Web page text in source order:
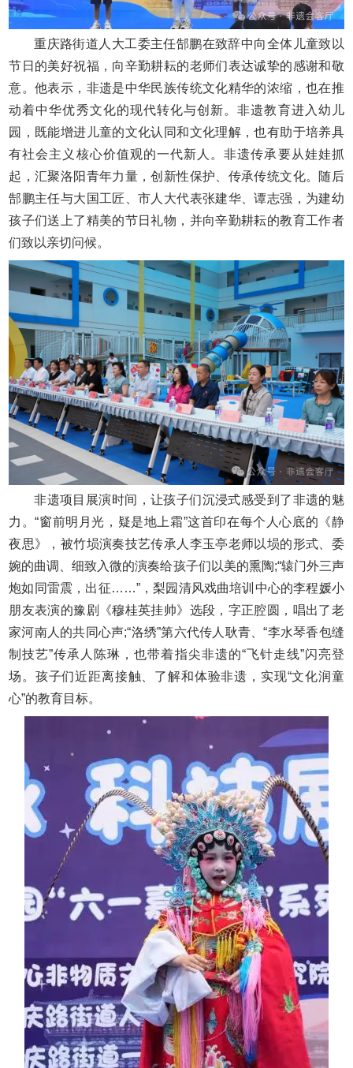
重庆路街道人大工委主任郜鹏在致辞中向全体儿童致以
节日的美好祝福，向辛勤耕耘的老师们表达诚挚的感谢和敬
意。他表示，非遗是中华民族传统文化精华的浓缩，也在推
动着中华优秀文化的现代转化与创新。非遗教育进入幼儿
园，既能增进儿童的文化认同和文化理解，也有助于培养具
有社会主义核心价值观的一代新人。非遗传承要从娃娃抓
起，汇聚洛阳青年力量，创新性保护、传承传统文化。随后
郜鹏主任与大国工匠、市人大代表张建华、谭志强，为建幼
孩子们送上了精美的节日礼物，并向辛勤耕耘的教育工作者
们致以亲切问候。
非遗项目展演时间，让孩子们沉浸式感受到了非遗的魅
力。“窗前明月光，疑是地上霜”这首印在每个人心底的《静
夜思》，被竹埙演奏技艺传承人李玉亭老师以埙的形式、委
婉的曲调、细致入微的演奏给孩子们以美的熏陶;“辕门外三声
炮如同雷震，出征……”，梨园清风戏曲培训中心的李程媛小
朋友表演的豫剧《穆桂英挂帅》选段，字正腔圆，唱出了老
家河南人的共同心声;“洛绣”第六代传人耿青、“李水琴香包缝
制技艺”传承人陈琳，也带着指尖非遗的“飞针走线”闪亮登
场。孩子们近距离接触、了解和体验非遗，实现“文化润童
心”的教育目标。